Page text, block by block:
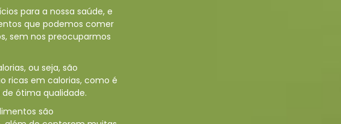
para a nossa saúde, e
que podemos comer
sem nos preocuparmos
ou seja, são
ricas em calorias, como é
ótima qualidade.
são